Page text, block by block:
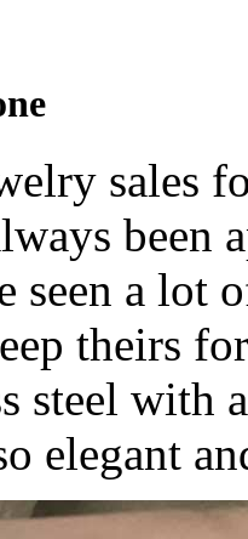
sales
been
seen a lot
theirs
steel with
elegant